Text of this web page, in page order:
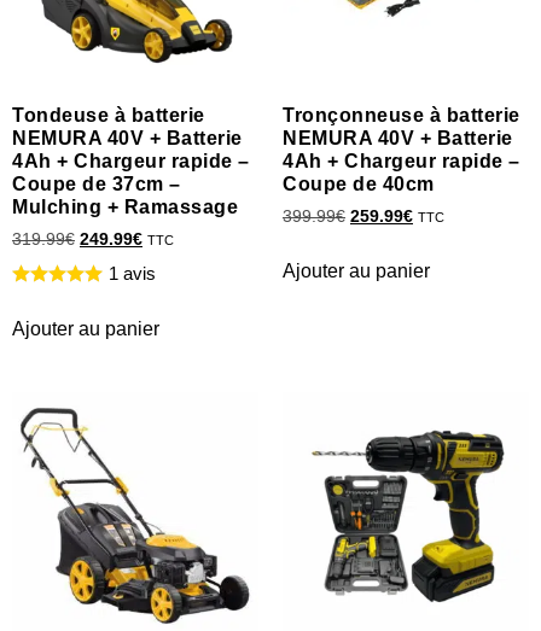
Tondeuse à batterie
NEMURA 40V + Batterie
4Ah + Chargeur rapide –
Coupe de 37cm –
Mulching + Ramassage
319.99€ 249.99€ TTC
1 avis
Ajouter au panier
Tronçonneuse à batterie
NEMURA 40V + Batterie
4Ah + Chargeur rapide –
Coupe de 40cm
399.99€ 259.99€ TTC
Ajouter au panier